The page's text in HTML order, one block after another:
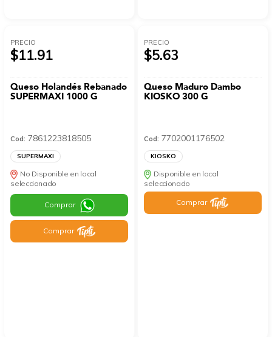
PRECIO
$11.91
Queso Holandés Rebanado
SUPERMAXI 1000 G
Cod: 7861223818505
SUPERMAXI
No Disponible en local
seleccionado
Comprar
Comprar
PRECIO
$5.63
Queso Maduro Dambo
KIOSKO 300 G
Cod: 7702001176502
KIOSKO
Disponible en local
seleccionado
Comprar